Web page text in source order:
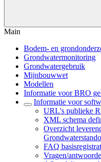
Main
Bodem- en
Grondwatermonitoring
Grondwatergebruik
Mijnbouwwet
Modellen
Informatie voor BRO
Informatie voor
URL's publieke
XML schema
Overzicht
FAQ
Vragen/